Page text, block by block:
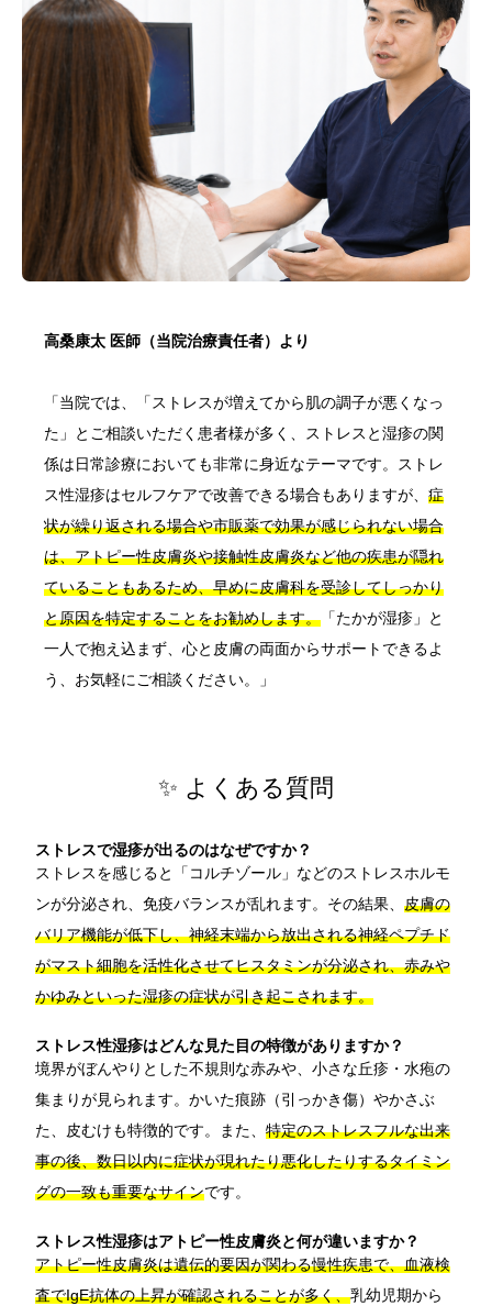
高桑康太 医師（当院治療責任者）より
「当院では、「ストレスが増えてから肌の調子が悪くなっ
た」とご相談いただく患者様が多く、ストレスと湿疹の関
係は日常診療においても非常に身近なテーマです。ストレ
ス性湿疹はセルフケアで改善できる場合もありますが、 症
状が繰り返される場合や市販薬で効果が感じられない場合
は、アトピー性皮膚炎や接触性皮膚炎など他の疾患が隠れ
ていることもあるため、早めに皮膚科を受診してしっかり
と原因を特定することをお勧めします。 「たかが湿疹」と
一人で抱え込まず、心と皮膚の両面からサポートできるよ
う、お気軽にご相談ください。」
✨ よくある質問
ストレスで湿疹が出るのはなぜですか？
ストレスを感じると「コルチゾール」などのストレスホルモ
ンが分泌され、免疫バランスが乱れます。その結果、 皮膚の
バリア機能が低下し、神経末端から放出される神経ペプチド
がマスト細胞を活性化させてヒスタミンが分泌され、赤みや
かゆみといった湿疹の症状が引き起こされます。
ストレス性湿疹はどんな見た目の特徴がありますか？
境界がぼんやりとした不規則な赤みや、小さな丘疹・水疱の
集まりが見られます。かいた痕跡（引っかき傷）やかさぶ
た、皮むけも特徴的です。また、 特定のストレスフルな出来
事の後、数日以内に症状が現れたり悪化したりするタイミン
グの一致も重要なサインです。
ストレス性湿疹はアトピー性皮膚炎と何が違いますか？
アトピー性皮膚炎は遺伝的要因が関わる慢性疾患で、血液検
査でIgE抗体の上昇が確認されることが多く、乳幼児期から